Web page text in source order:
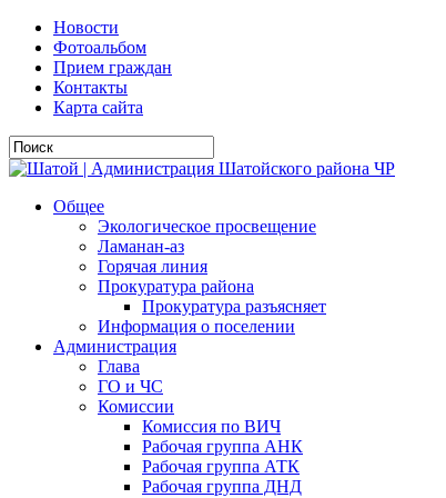
Новости
Фотоальбом
Прием граждан
Контакты
Карта сайта
Общее
Экологическое просвещение
Ламанан-аз
Горячая линия
Прокуратура района
Прокуратура разъясняет
Информация о поселении
Администрация
Глава
ГО и ЧС
Комиссии
Комиссия по ВИЧ
Рабочая группа АНК
Рабочая группа АТК
Рабочая группа ДНД